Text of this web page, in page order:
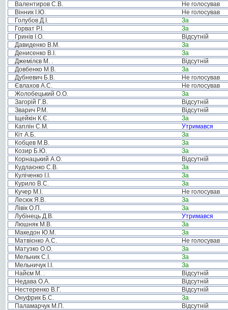
Валентиров С.В.
Не голосував
Вінник І.Ю.
Не голосував
Голубов Д.І.
За
Горват Р.І.
За
Гринів І.О.
Відсутній
Давиденко В.М.
За
Денисенко В.І.
За
Джемілєв М. .
Відсутній
Довбенко М.В.
За
Дубневич Б.В.
Не голосував
Євлахов А.С.
Не голосував
Жолобецький О.О.
За
Загорій Г.В.
Відсутній
Зварич Р.М.
Відсутній
Іщейкін К.Є.
За
Каплін С.М.
Утримався
Кіт А.Б.
За
Кобцев М.В.
За
Козир Б.Ю.
За
Корнацький А.О.
Відсутній
Кудлаєнко С.В.
За
Куліченко І.І.
За
Курило В.С.
За
Кучер М.І.
Не голосував
Лесюк Я.В.
За
Лівік О.П.
За
Лубінець Д.В.
Утримався
Люшняк М.В.
За
Македон Ю.М.
За
Матвієнко А.С.
Не голосував
Матузко О.О.
За
Мельник С.І.
За
Мельничук І.І.
За
Найєм М. .
Відсутній
Недава О.А.
Відсутній
Нестеренко В.Г.
Відсутній
Онуфрик Б.С.
За
Паламарчук М.П.
Відсутній